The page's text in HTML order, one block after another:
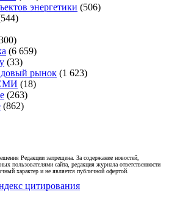
энергетики (506)
(6 659)
(33)
рынок (1 623)
(18)
(263)
(862)
Редакции запрещена. За содержание новостей,
пользователями сайта, редакция журнала ответственности
характер и не является публичной офертой.